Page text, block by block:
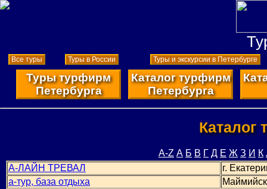
Все туры Туры в России Туры и экскурсии в Петербурге
Туры турфирм
Петербурга
Каталог турфирм
Петербурга
Каталог
A-Z А Б В Г Д Е Ж З И К
А-ЛАЙН ТРЕВАЛ
г.
а-тур, база отдыха